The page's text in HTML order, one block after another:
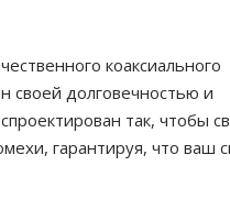
коаксиального
своей долговечностью и
так, чтобы
гарантируя, что ваш